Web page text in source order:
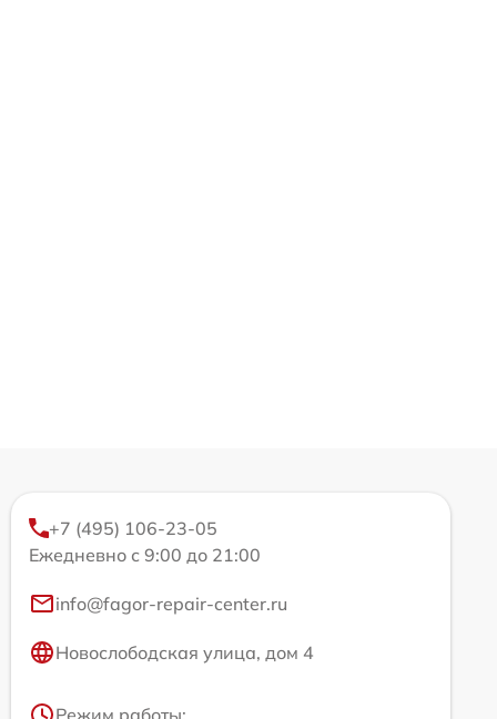
+7 (495) 106-23-05
Ежедневно с 9:00 до 21:00
info@fagor-repair-center.ru
Новослободская улица, дом 4
Режим работы: